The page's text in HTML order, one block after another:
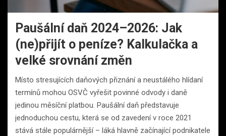
Paušální daň 2024–2026: Jak
(ne)přijít o peníze? Kalkulačka a
velké srovnání změn
Místo stresujících daňových přiznání a neustálého hlídaní
termínů mohou OSVČ vyřešit povinné odvody i daně
jedinou měsíční platbou. Paušální daň představuje
jednoduchou cestu, která se od zavedení v roce 2021
stává stále populárnější – láká hlavně začínající podnikatele